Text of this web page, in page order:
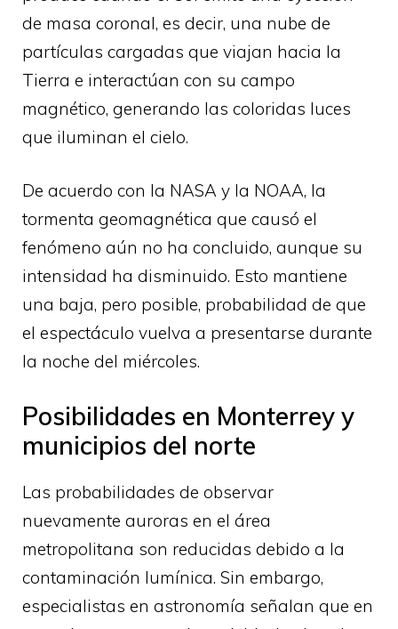
de masa coronal, es decir, una nube de
partículas cargadas que viajan hacia la
Tierra e interactúan con su campo
magnético, generando las coloridas luces
que iluminan el cielo.
De acuerdo con la NASA y la NOAA, la
tormenta geomagnética que causó el
fenómeno aún no ha concluido, aunque su
intensidad ha disminuido. Esto mantiene
una baja, pero posible, probabilidad de que
el espectáculo vuelva a presentarse durante
la noche del miércoles.
Posibilidades en Monterrey y
municipios del norte
Las probabilidades de observar
nuevamente auroras en el área
metropolitana son reducidas debido a la
contaminación lumínica. Sin embargo,
especialistas en astronomía señalan que en